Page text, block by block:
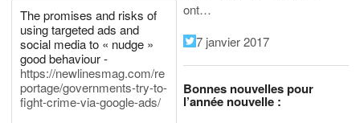
The promises and risks of
using targeted ads and
social media to « nudge »
good behaviour -
https://newlinesmag.com/re
portage/governments-try-to-
fight-crime-via-google-ads/
ont…
7 janvier 2017
Bonnes nouvelles pour
l’année nouvelle :